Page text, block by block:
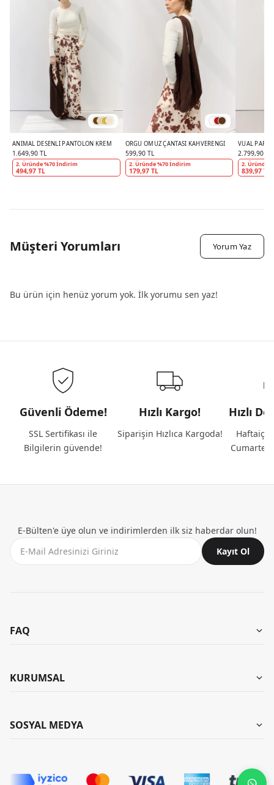
ANIMAL DESENLI PANTOLON KREM
1.649,90 TL
2. Üründe %70 İndirim
494,97 TL
ÖRGÜ OMUZ ÇANTASI KAHVERENGI
599,90 TL
2. Üründe %70 İndirim
179,97 TL
VUAL
2.799,90 TL
2. Üründe
839,97 TL
Müşteri Yorumları Yorum Yaz
Bu ürün için henüz yorum yok. İlk yorumu sen yaz!
Güvenli Ödeme!
SSL Sertifikası ile
Bilgilerin güvende!
Hızlı Kargo!
Siparişin Hızlıca Kargoda!
Hızlı
Haftaiçi
E-Bülten'e üye olun ve indirimlerden ilk siz haberdar olun!
Kayıt Ol
FAQ
Mağazalarımız
Banka Bilgileri
KURUMSAL
Hakkımızda
Toptan Satış Bilgilendirme Formu
SOSYAL MEDYA